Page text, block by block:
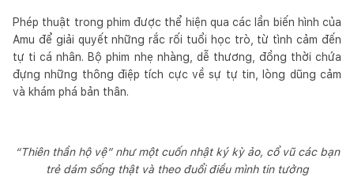
Phép thuật trong phim được thể hiện qua các lần biến hình của
Amu để giải quyết những rắc rối tuổi học trò, từ tình cảm đến
tự ti cá nhân. Bộ phim nhẹ nhàng, dễ thương, đồng thời chứa
đựng những thông điệp tích cực về sự tự tin, lòng dũng cảm
và khám phá bản thân.
“Thiên thần hộ vệ” như một cuốn nhật ký kỳ ảo, cổ vũ các bạn
trẻ dám sống thật và theo đuổi điều mình tin tưởng